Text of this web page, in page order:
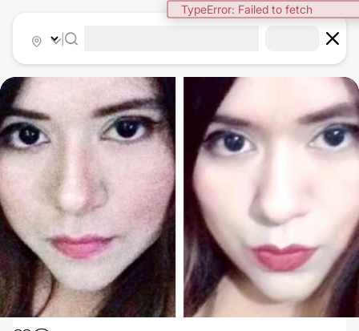
TypeError: Failed to fetch